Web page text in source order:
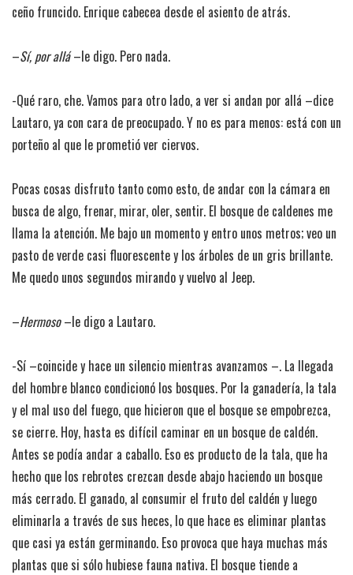
ceño fruncido. Enrique cabecea desde el asiento de atrás.
–Sí, por allá–le digo. Pero nada.
-Qué raro, che. Vamos para otro lado, a ver si andan por allá –dice
Lautaro, ya con cara de preocupado. Y no es para menos: está con un
porteño al que le prometió ver ciervos.
Pocas cosas disfruto tanto como esto, de andar con la cámara en
busca de algo, frenar, mirar, oler, sentir. El bosque de caldenes me
llama la atención. Me bajo un momento y entro unos metros; veo un
pasto de verde casi fluorescente y los árboles de un gris brillante.
Me quedo unos segundos mirando y vuelvo al Jeep.
–Hermoso–le digo a Lautaro.
-Sí –coincide y hace un silencio mientras avanzamos –. La llegada
del hombre blanco condicionó los bosques. Por la ganadería, la tala
y el mal uso del fuego, que hicieron que el bosque se empobrezca,
se cierre. Hoy, hasta es difícil caminar en un bosque de caldén.
Antes se podía andar a caballo. Eso es producto de la tala, que ha
hecho que los rebrotes crezcan desde abajo haciendo un bosque
más cerrado. El ganado, al consumir el fruto del caldén y luego
eliminarla a través de sus heces, lo que hace es eliminar plantas
que casi ya están germinando. Eso provoca que haya muchas más
plantas que si sólo hubiese fauna nativa. El bosque tiende a